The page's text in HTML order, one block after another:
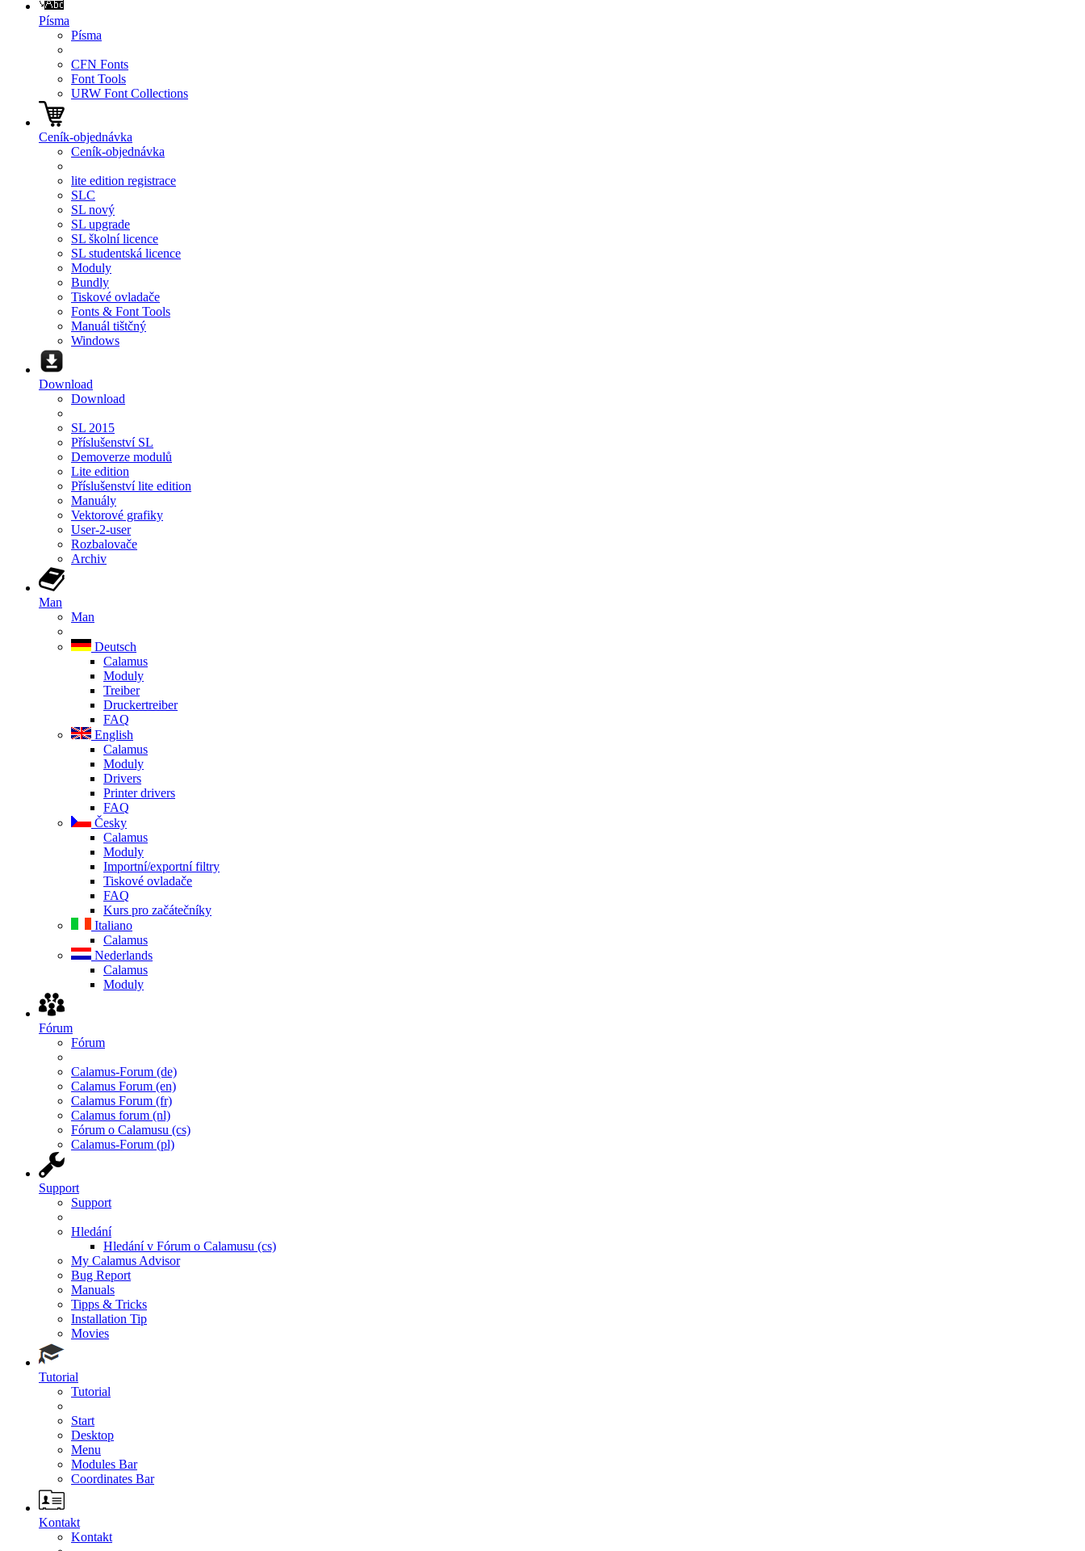
Písma
Písma
CFN Fonts
Font Tools
URW Font Collections
Ceník-objednávka
Ceník-objednávka
lite edition registrace
SLC
SL nový
SL upgrade
SL školní licence
SL studentská licence
Moduly
Bundly
Tiskové ovladače
Fonts & Font Tools
Manuál tištčný
Windows
Download
Download
SL 2015
Příslušenství SL
Demoverze modulů
Lite edition
Příslušenství lite edition
Manuály
Vektorové grafiky
User-2-user
Rozbalovače
Archiv
Man
Man
Deutsch
Calamus
Moduly
Treiber
Druckertreiber
FAQ
English
Calamus
Moduly
Drivers
Printer drivers
FAQ
Česky
Calamus
Moduly
Importní/exportní filtry
Tiskové ovladače
FAQ
Kurs pro začátečníky
Italiano
Calamus
Nederlands
Calamus
Moduly
Fórum
Fórum
Calamus-Forum (de)
Calamus Forum (en)
Calamus Forum (fr)
Calamus forum (nl)
Fórum o Calamusu (cs)
Calamus-Forum (pl)
Support
Support
Hledání
Hledání v Fórum o Calamusu (cs)
My Calamus Advisor
Bug Report
Manuals
Tipps & Tricks
Installation Tip
Movies
Tutorial
Tutorial
Start
Desktop
Menu
Modules Bar
Coordinates Bar
Kontakt
Kontakt